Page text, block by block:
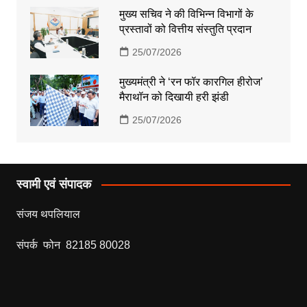
मुख्य सचिव ने की विभिन्न विभागों के
प्रस्तावों को वित्तीय संस्तुति प्रदान
25/07/2026
मुख्यमंत्री ने ‘रन फॉर कारगिल हीरोज’
मैराथॉन को दिखायी हरी झंडी
25/07/2026
स्वामी एवं संपादक
संजय थपलियाल
संपर्क फोन 82185 80028